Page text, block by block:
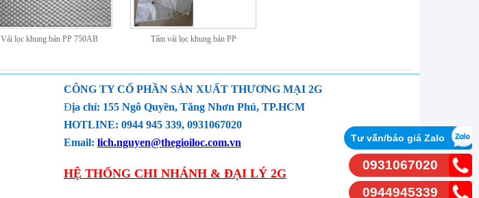
Vải lọc khung bản PP 750AB Tấm vải lọc khung bản PP
CÔNG TY CỔ PHẦN SẢN XUẤT THƯƠNG MẠI 2G
Địa chỉ: 155 Ngô Quyền, Tăng Nhơn Phú, TP.HCM
HOTLINE: 0944 945 339, 0931067020
Email: lich.nguyen@thegioiloc.com.vn
HỆ THỐNG CHI NHÁNH & ĐẠI LÝ 2G
Tư vấn/báo giá Zalo
0931067020
0944945339